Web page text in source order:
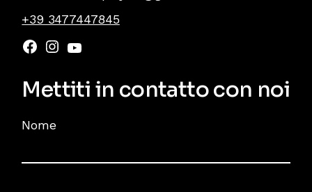
+39 3477447845
Facebook
Instagram
YouTube
Mettiti in contatto con noi
Nome